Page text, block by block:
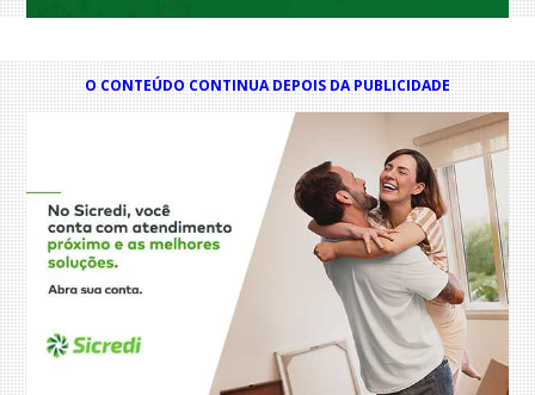
O CONTEÚDO CONTINUA DEPOIS DA PUBLICIDADE